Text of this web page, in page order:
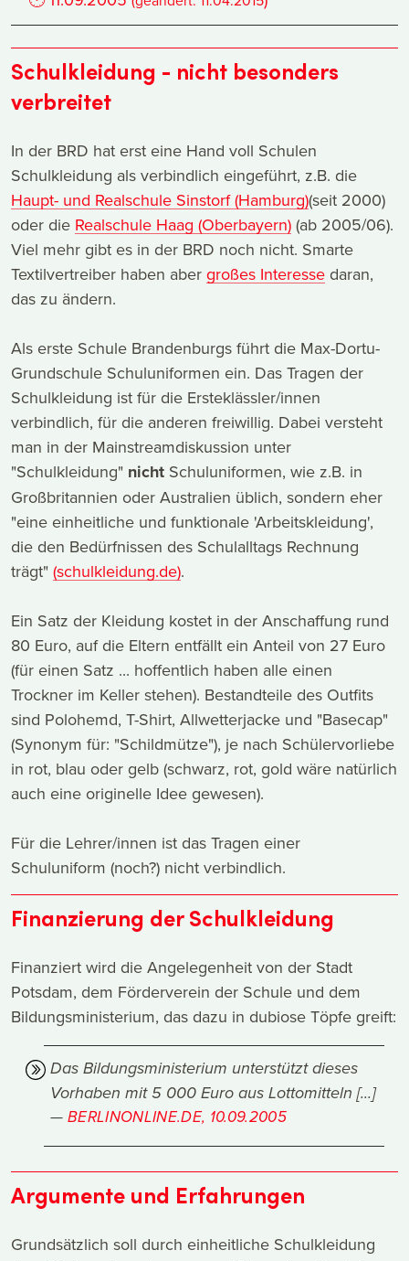
Schulkleidung - nicht besonders
verbreitet
In der BRD hat erst eine Hand voll Schulen
Schulkleidung als verbindlich eingeführt, z.B. die
Haupt- und Realschule Sinstorf (Hamburg)(seit 2000)
oder die Realschule Haag (Oberbayern) (ab 2005/06).
Viel mehr gibt es in der BRD noch nicht. Smarte
Textilvertreiber haben aber großes Interesse daran,
das zu ändern.
Als erste Schule Brandenburgs führt die Max-Dortu-
Grundschule Schuluniformen ein. Das Tragen der
Schulkleidung ist für die Ersteklässler/innen
verbindlich, für die anderen freiwillig. Dabei versteht
man in der Mainstreamdiskussion unter
"Schulkleidung" nicht Schuluniformen, wie z.B. in
Großbritannien oder Australien üblich, sondern eher
"eine einheitliche und funktionale 'Arbeitskleidung',
die den Bedürfnissen des Schulalltags Rechnung
trägt" (schulkleidung.de).
Ein Satz der Kleidung kostet in der Anschaffung rund
80 Euro, auf die Eltern entfällt ein Anteil von 27 Euro
(für einen Satz ... hoffentlich haben alle einen
Trockner im Keller stehen). Bestandteile des Outfits
sind Polohemd, T-Shirt, Allwetterjacke und "Basecap"
(Synonym für: "Schildmütze"), je nach Schülervorliebe
in rot, blau oder gelb (schwarz, rot, gold wäre natürlich
auch eine originelle Idee gewesen).
Für die Lehrer/innen ist das Tragen einer
Schuluniform (noch?) nicht verbindlich.
Finanzierung der Schulkleidung
Finanziert wird die Angelegenheit von der Stadt
Potsdam, dem Förderverein der Schule und dem
Bildungsministerium, das dazu in dubiose Töpfe greift:
Das Bildungsministerium unterstützt dieses
Vorhaben mit 5 000 Euro aus Lottomitteln [...]
BERLINONLINE.DE, 10.09.2005
Argumente und Erfahrungen
Grundsätzlich soll durch einheitliche Schulkleidung